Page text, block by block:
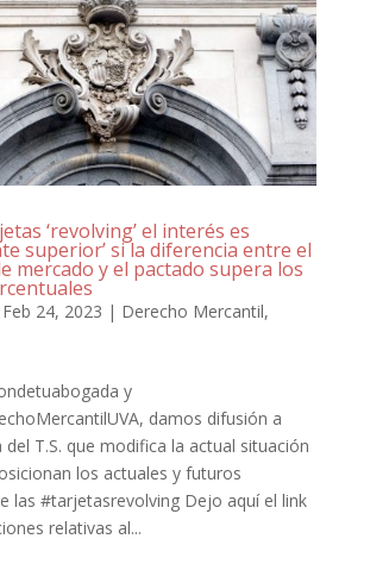
‘revolving’ el interés es
superior’ si la diferencia entre el
mercado y el pactado supera los
Feb 24, 2023 | Derecho Mercantil,
y
damos difusión a
del T.S. que modifica la actual situación
los actuales y futuros
las #tarjetasrevolving Dejo aquí el link
relativas al...